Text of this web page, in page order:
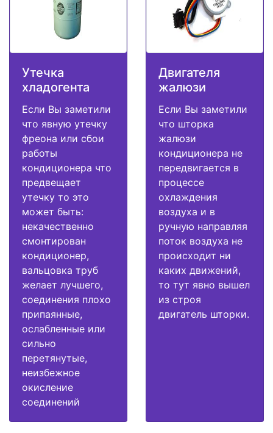
Утечка
хладогента
Если Вы заметили
что явную утечку
фреона или сбои
работы
кондиционера что
предвещает
утечку то это
может быть:
некачественно
смонтирован
кондиционер,
вальцовка труб
желает лучшего,
соединения плохо
припаянные,
ослабленные или
сильно
перетянутые,
неизбежное
окисление
соединений
Двигателя
жалюзи
Если Вы заметили
что шторка
жалюзи
кондиционера не
передвигается в
процессе
охлаждения
воздуха и в
ручную направляя
поток воздуха не
происходит ни
каких движений,
то тут явно вышел
из строя
двигатель шторки.